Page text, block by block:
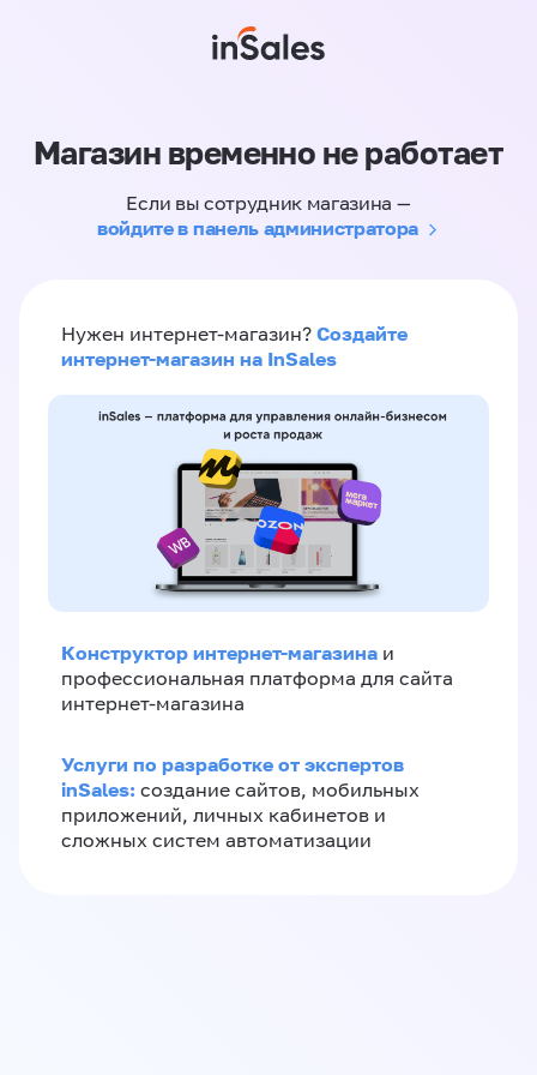
Магазин временно не работает
Если вы сотрудник магазина —
войдите в панель администратора
Нужен интернет-магазин? Создайте
интернет-магазин на InSales
Конструктор интернет-магазина и
профессиональная платформа для сайта
интернет-магазина
Услуги по разработке от экспертов
inSales: создание сайтов, мобильных
приложений, личных кабинетов и
сложных систем автоматизации